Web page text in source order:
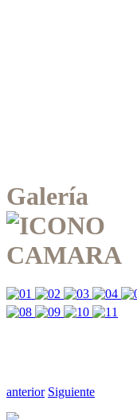
Galería
anterior Siguiente